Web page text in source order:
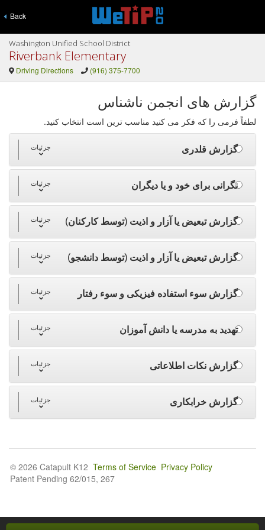
Back
Washington Unified School District
Riverbank Elementary
Driving Directions (916) 375-7700
گزارش های انجمن ناشناس
لطفاً فرمی را که فکر می کنید مناسب ترین است انتخاب کنید.
گزارش قلدری جزئیات
نگرانی برای خود و یا دیگران جزئیات
گزارش تبعیض یا آزار و اذیت (توسط کارکنان) جزئیات
گزارش تبعیض یا آزار و اذیت (توسط دانشجو) جزئیات
گزارش سوء استفاده فیزیکی و سوء رفتار جزئیات
تهدید به مدرسه یا دانش آموزان جزئیات
گزارش نکات اطلاعاتی جزئیات
گزارش خرابکاری جزئیات
© 2026 Catapult K12 Terms of Service Privacy Policy
Patent Pending 62/015, 267